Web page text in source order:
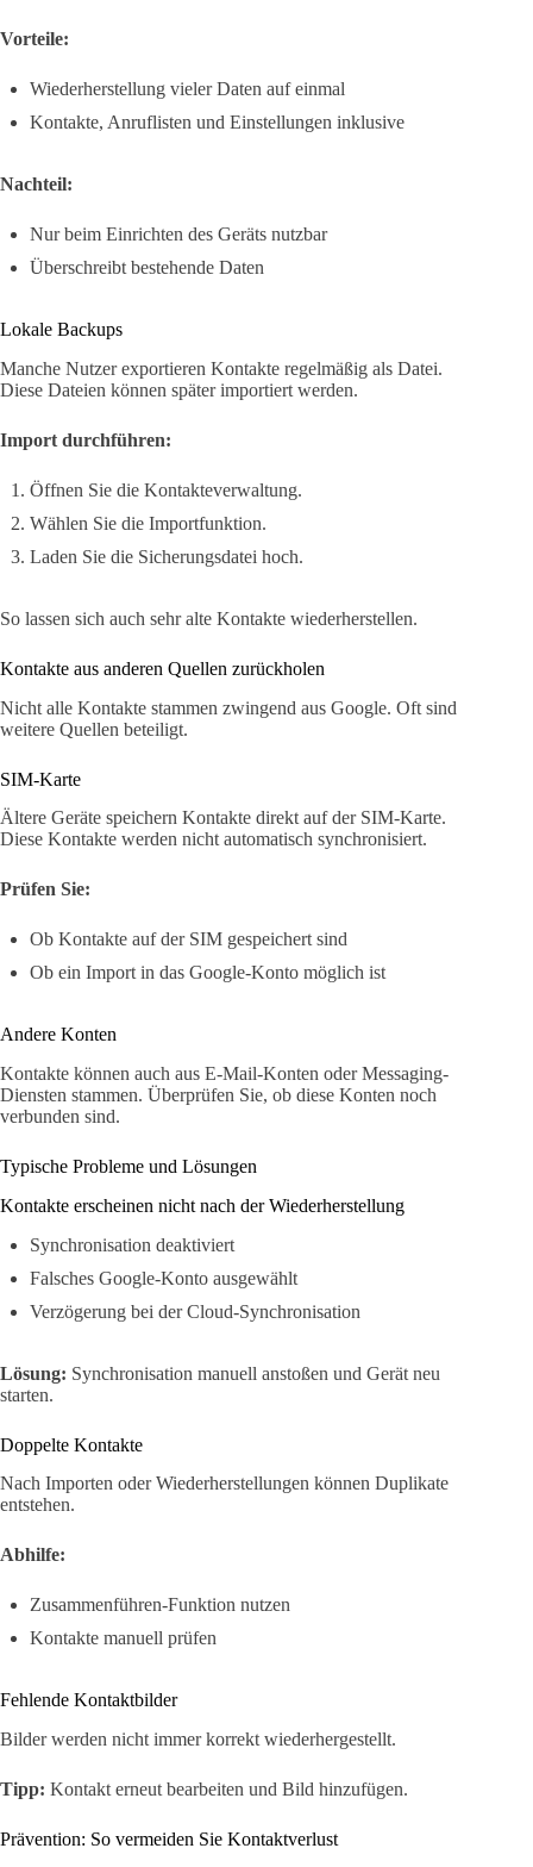
Vorteile:
Wiederherstellung vieler Daten auf einmal
Kontakte, Anruflisten und Einstellungen inklusive
Nachteil:
Nur beim Einrichten des Geräts nutzbar
Überschreibt bestehende Daten
Lokale Backups
Manche Nutzer exportieren Kontakte regelmäßig als Datei.
Diese Dateien können später importiert werden.
Import durchführen:
Öffnen Sie die Kontakteverwaltung.
Wählen Sie die Importfunktion.
Laden Sie die Sicherungsdatei hoch.
So lassen sich auch sehr alte Kontakte wiederherstellen.
Kontakte aus anderen Quellen zurückholen
Nicht alle Kontakte stammen zwingend aus Google. Oft sind
weitere Quellen beteiligt.
SIM-Karte
Ältere Geräte speichern Kontakte direkt auf der SIM-Karte.
Diese Kontakte werden nicht automatisch synchronisiert.
Prüfen Sie:
Ob Kontakte auf der SIM gespeichert sind
Ob ein Import in das Google-Konto möglich ist
Andere Konten
Kontakte können auch aus E-Mail-Konten oder Messaging-
Diensten stammen. Überprüfen Sie, ob diese Konten noch
verbunden sind.
Typische Probleme und Lösungen
Kontakte erscheinen nicht nach der Wiederherstellung
Synchronisation deaktiviert
Falsches Google-Konto ausgewählt
Verzögerung bei der Cloud-Synchronisation
Lösung: Synchronisation manuell anstoßen und Gerät neu
starten.
Doppelte Kontakte
Nach Importen oder Wiederherstellungen können Duplikate
entstehen.
Abhilfe:
Zusammenführen-Funktion nutzen
Kontakte manuell prüfen
Fehlende Kontaktbilder
Bilder werden nicht immer korrekt wiederhergestellt.
Tipp: Kontakt erneut bearbeiten und Bild hinzufügen.
Prävention: So vermeiden Sie Kontaktverlust